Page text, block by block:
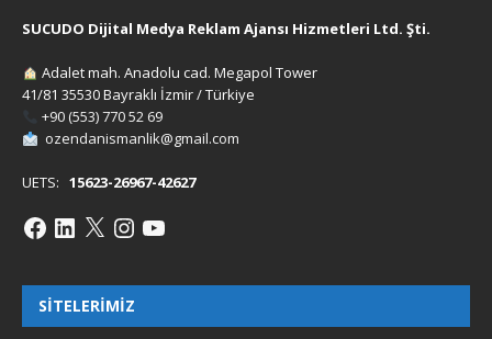
SUCUDO Dijital Medya Reklam Ajansı Hizmetleri Ltd. Şti.
Adalet mah. Anadolu cad. Megapol Tower
41/81 35530 Bayraklı İzmir / Türkiye
+90 (553) 770 52 69
ozendanismanlik@gmail.com
UETS: 15623-26967-42627
SITELERIMIZ